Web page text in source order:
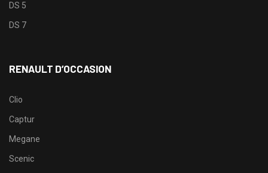
DS 5
DS 7
RENAULT D’OCCASION
Clio
Captur
Megane
Scenic